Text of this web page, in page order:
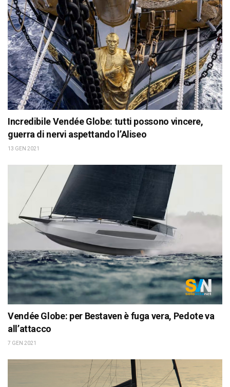
Incredibile Vendée Globe: tutti possono vincere,
guerra di nervi aspettando l’Aliseo
13 GEN 2021
Vendée Globe: per Bestaven è fuga vera, Pedote va
all’attacco
7 GEN 2021